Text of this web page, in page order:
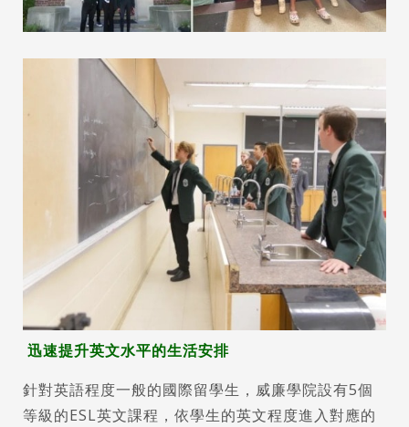
迅速提升英文水平的生活安排
針對英語程度一般的國際留學生，威廉學院設有5個
等級的ESL英文課程，依學生的英文程度進入對應的